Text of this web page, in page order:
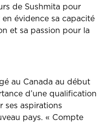
de Sushmita pour
évidence sa capacité
et sa passion pour la
au Canada au début
d’une qualification
ses aspirations
pays. « Compte